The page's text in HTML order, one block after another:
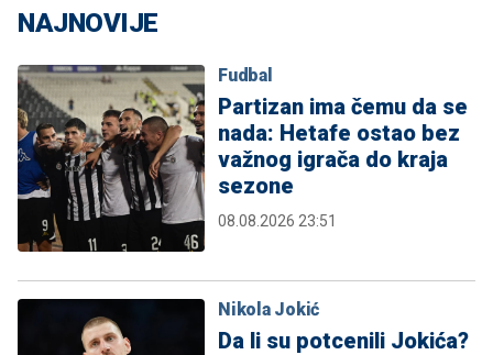
NAJNOVIJE
Fudbal
Partizan ima čemu da se
nada: Hetafe ostao bez
važnog igrača do kraja
sezone
08.08.2026 23:51
Nikola Jokić
Da li su potcenili Jokića?